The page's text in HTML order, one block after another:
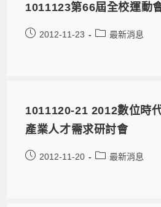
1011123第66屆全校運動
2012-11-23 最新消息
1011120-21 2012數位時
產業人才需求研討會
2012-11-20 最新消息